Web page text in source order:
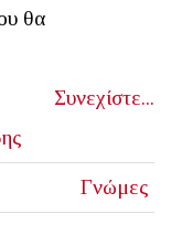
θα
Συνεχίστε...
Γνώμες